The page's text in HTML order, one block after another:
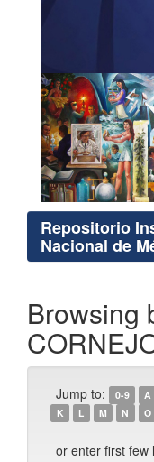
Repositorio
Nacional de
Browsing
Jump to: 0-9 A
K
L M N O
or enter first few